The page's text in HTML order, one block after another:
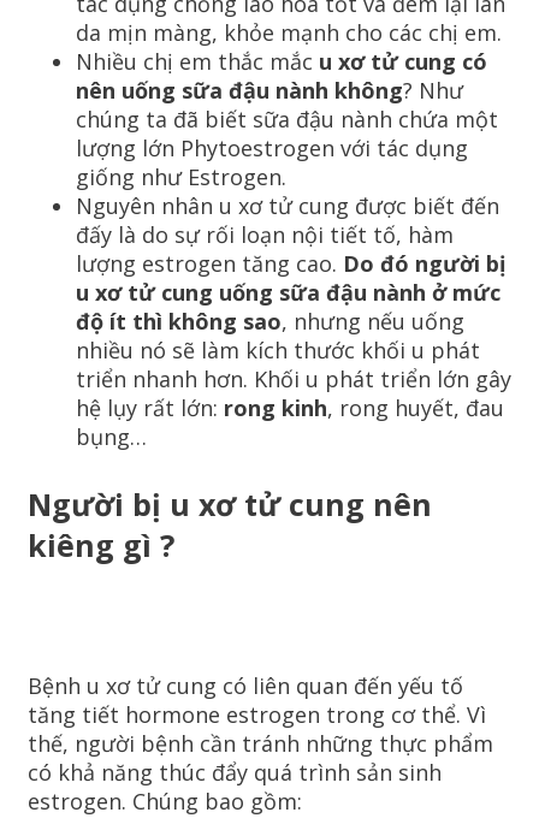
da mịn màng, khỏe mạnh cho các chị em.
Nhiều chị em thắc mắc u xơ tử cung có
nên uống sữa đậu nành không? Như
chúng ta đã biết sữa đậu nành chứa một
lượng lớn Phytoestrogen với tác dụng
giống như Estrogen.
Nguyên nhân u xơ tử cung được biết đến
đấy là do sự rối loạn nội tiết tố, hàm
lượng estrogen tăng cao. Do đó người bị
u xơ tử cung uống sữa đậu nành ở mức
độ ít thì không sao, nhưng nếu uống
nhiều nó sẽ làm kích thước khối u phát
triển nhanh hơn. Khối u phát triển lớn gây
hệ lụy rất lớn: rong kinh, rong huyết, đau
bụng…
Người bị u xơ tử cung nên
kiêng gì ?
Bệnh u xơ tử cung có liên quan đến yếu tố
tăng tiết hormone estrogen trong cơ thể. Vì
thế, người bệnh cần tránh những thực phẩm
có khả năng thúc đẩy quá trình sản sinh
estrogen. Chúng bao gồm: